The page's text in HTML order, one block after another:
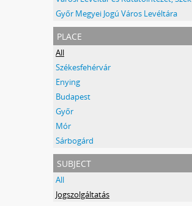
Győr Megyei Jogú Város Levéltára
place
All
Székesfehérvár
Enying
Budapest
Győr
Mór
Sárbogárd
subject
All
Jogszolgáltatás